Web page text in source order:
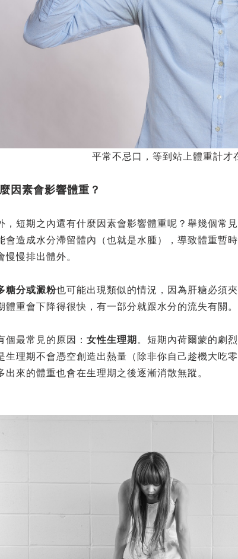
平常不忌口，等到站上體重計才
因素會影響體重？
，短期之內還有什麼因素會影響體重呢？舉幾個常
會造成水分滯留體內（也就是水腫），導致體重暫
慢慢排出體外。
糖分或澱粉也可能出現類似的情況，因為肝糖必須
體重會下降得很快，有一部分就跟水分的流失有關。
個最常見的原因： 女性生理期 。短期內荷爾蒙的劇
生理期不會憑空創造出熱量（除非你自己趁機大吃
出來的體重也會在生理期之後逐漸消散無蹤。